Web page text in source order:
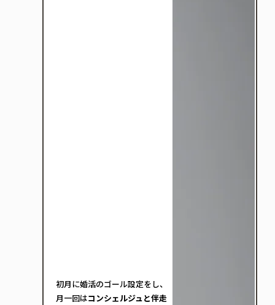
初月に婚活のゴール設定をし、
月一回はコンシェルジュと伴走